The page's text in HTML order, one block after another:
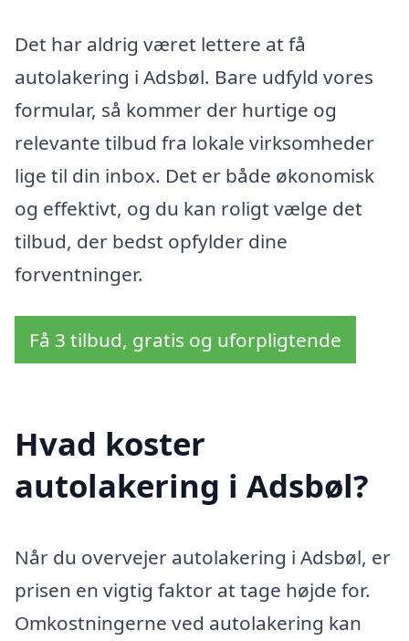
Det har aldrig været lettere at få
autolakering i Adsbøl. Bare udfyld vores
formular, så kommer der hurtige og
relevante tilbud fra lokale virksomheder
lige til din inbox. Det er både økonomisk
og effektivt, og du kan roligt vælge det
tilbud, der bedst opfylder dine
forventninger.
Få 3 tilbud, gratis og uforpligtende
Hvad koster
autolakering i Adsbøl?
Når du overvejer autolakering i Adsbøl, er
prisen en vigtig faktor at tage højde for.
Omkostningerne ved autolakering kan